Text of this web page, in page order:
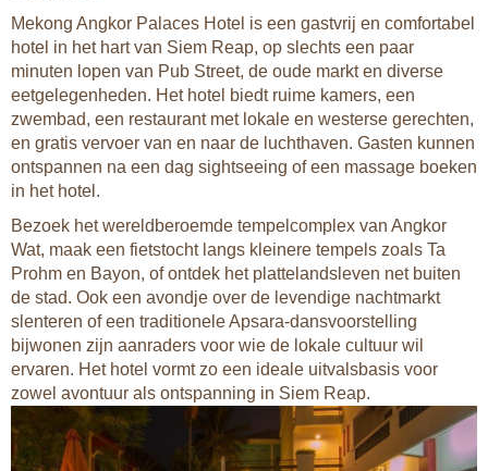
Mekong Angkor Palaces Hotel is een gastvrij en comfortabel
hotel in het hart van Siem Reap, op slechts een paar
minuten lopen van Pub Street, de oude markt en diverse
eetgelegenheden. Het hotel biedt ruime kamers, een
zwembad, een restaurant met lokale en westerse gerechten,
en gratis vervoer van en naar de luchthaven. Gasten kunnen
ontspannen na een dag sightseeing of een massage boeken
in het hotel.
Bezoek het wereldberoemde tempelcomplex van Angkor
Wat, maak een fietstocht langs kleinere tempels zoals Ta
Prohm en Bayon, of ontdek het plattelandsleven net buiten
de stad. Ook een avondje over de levendige nachtmarkt
slenteren of een traditionele Apsara-dansvoorstelling
bijwonen zijn aanraders voor wie de lokale cultuur wil
ervaren. Het hotel vormt zo een ideale uitvalsbasis voor
zowel avontuur als ontspanning in Siem Reap.